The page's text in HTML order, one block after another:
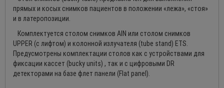
прямых и косых снимков пациентов в положении «лежа», «стоя»
и в латеропозиции.
Комплектуется столом снимков AIN или столом снимков
UPPER (с лифтом) и колонной излучателя (tube stand) ETS.
Предусмотрены комплектации столов как с устройствами для
фиксации кассет (bucky units) , так и с цифровыми DR
детекторами на базе флет панели (Flat panel).